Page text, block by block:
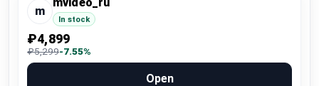
m
mvideo_ru
In stock
₽4,899
₽5,299-7.55%
Open